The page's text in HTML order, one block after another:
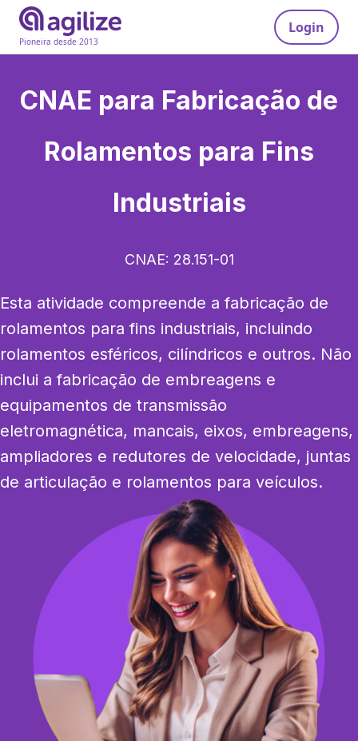
Pioneira desde 2013
Login
CNAE para Fabricação de
Rolamentos para Fins
Industriais
CNAE: 28.151-01
Esta atividade compreende a fabricação de
rolamentos para fins industriais, incluindo
rolamentos esféricos, cilíndricos e outros. Não
inclui a fabricação de embreagens e
equipamentos de transmissão
eletromagnética, mancais, eixos, embreagens,
ampliadores e redutores de velocidade, juntas
de articulação e rolamentos para veículos.